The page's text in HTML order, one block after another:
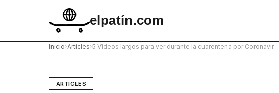
elpatín.com
Inicio›Articles›5 Vídeos largos para ver durante la cuarentena por Coronavir…
ARTICLES